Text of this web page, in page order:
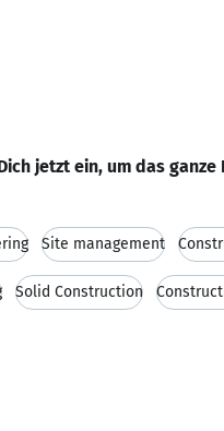
jetzt ein, um das
Site management
Solid Construction